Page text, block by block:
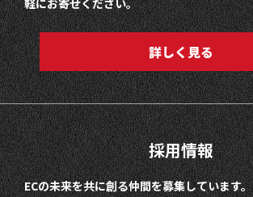
詳しく見る
採用情報
ECの未来を共に創る仲間を募集しています。